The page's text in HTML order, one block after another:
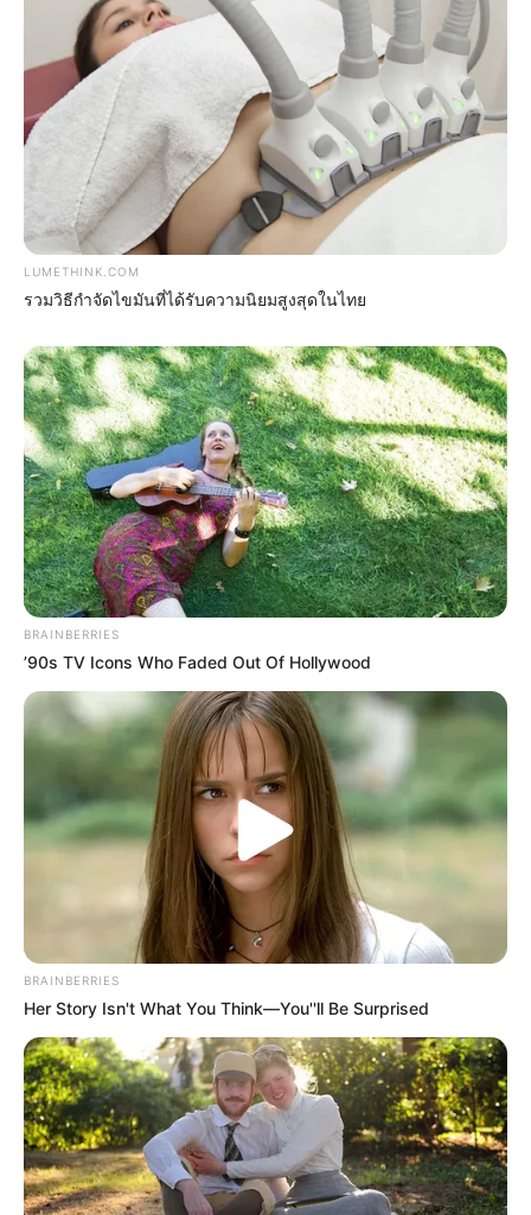
This New Will Give You An Erection After +45
CVS Hides This $1 Generic Viagra - Here's The
Aisle It's Really In.
FRIDAY PLANS
Pfizer's Billion-Dollar Nightmare: Men Ditching
Viagra For This 87¢ Aisle 7 Blue Pill
FRIDAY PLANS
$30k In Debt Relief Scandal: What Financial
Institutions Quietly Conceal
LUMETHINK.COM
รวมวิธีกำจัดไขมันที่ได้รับความนิยมสูงสุดในไทย
BRAINBERRIES
’90s TV Icons Who Faded Out Of Hollywood
BRAINBERRIES
Her Story Isn't What You Think—You''ll Be Surprised